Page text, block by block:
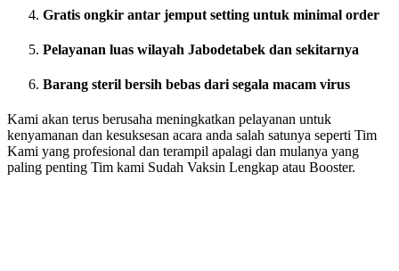
Gratis ongkir antar jemput setting untuk minimal order
Pelayanan luas wilayah Jabodetabek dan sekitarnya
Barang steril bersih bebas dari segala macam virus
Kami akan terus berusaha meningkatkan pelayanan untuk
kenyamanan dan kesuksesan acara anda salah satunya seperti Tim
Kami yang profesional dan terampil apalagi dan mulanya yang
paling penting Tim kami Sudah Vaksin Lengkap atau Booster.